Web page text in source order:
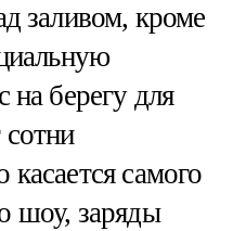
заливом, кроме
на берегу для
самого
шоу, заряды